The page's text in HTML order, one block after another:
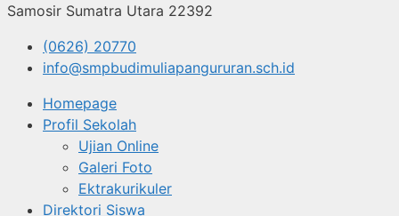
Samosir Sumatra Utara 22392
(0626) 20770
info@smpbudimuliapangururan.sch.id
Homepage
Profil Sekolah
Ujian Online
Galeri Foto
Ektrakurikuler
Direktori Siswa